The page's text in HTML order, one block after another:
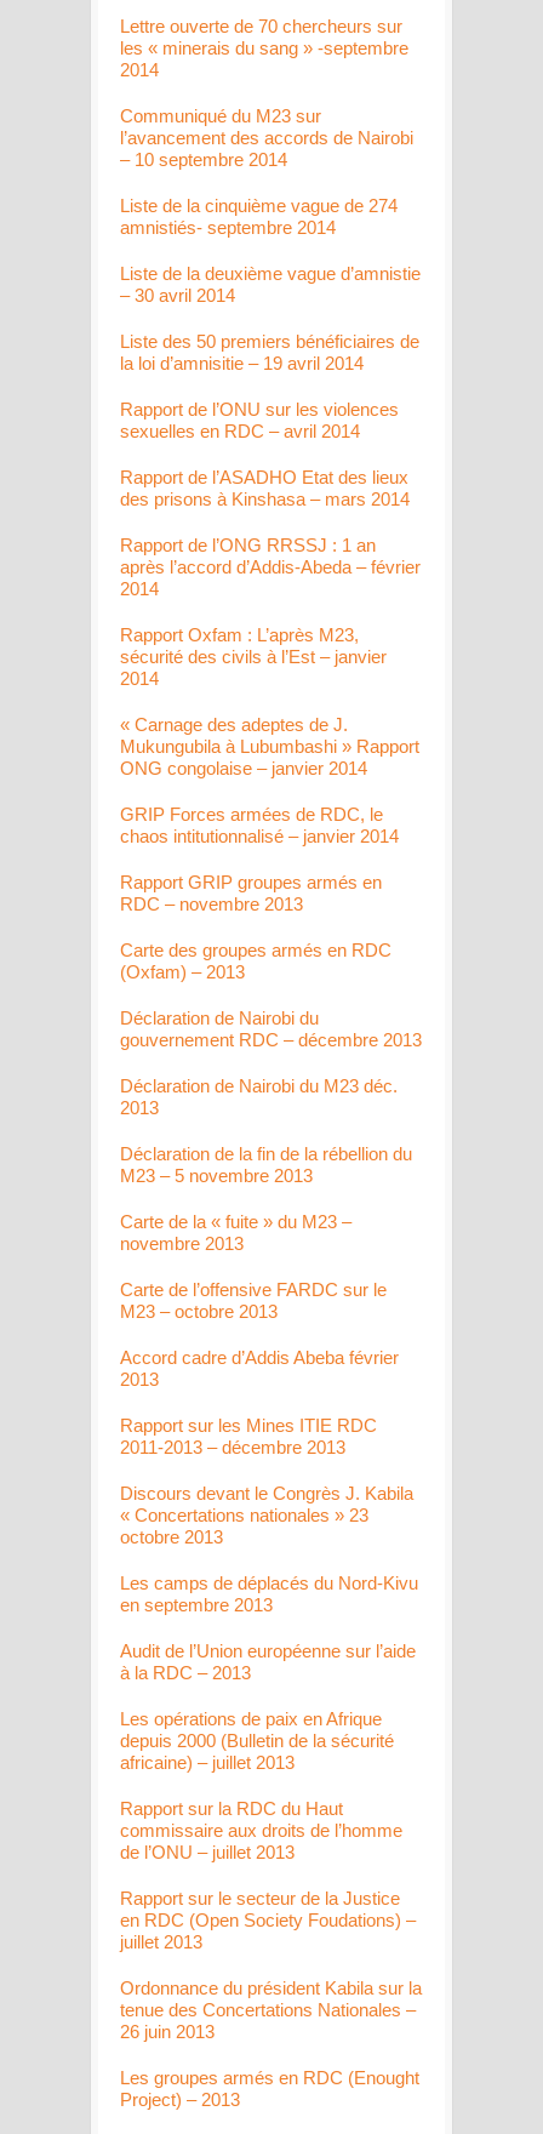
Lettre ouverte de 70 chercheurs sur
les « minerais du sang » -septembre
2014
Communiqué du M23 sur
l’avancement des accords de Nairobi
– 10 septembre 2014
Liste de la cinquième vague de 274
amnistiés- septembre 2014
Liste de la deuxième vague d’amnistie
– 30 avril 2014
Liste des 50 premiers bénéficiaires de
la loi d’amnisitie – 19 avril 2014
Rapport de l’ONU sur les violences
sexuelles en RDC – avril 2014
Rapport de l’ASADHO Etat des lieux
des prisons à Kinshasa – mars 2014
Rapport de l’ONG RRSSJ : 1 an
après l’accord d’Addis-Abeda – février
2014
Rapport Oxfam : L’après M23,
sécurité des civils à l’Est – janvier
2014
« Carnage des adeptes de J.
Mukungubila à Lubumbashi » Rapport
ONG congolaise – janvier 2014
GRIP Forces armées de RDC, le
chaos intitutionnalisé – janvier 2014
Rapport GRIP groupes armés en
RDC – novembre 2013
Carte des groupes armés en RDC
(Oxfam) – 2013
Déclaration de Nairobi du
gouvernement RDC – décembre 2013
Déclaration de Nairobi du M23 déc.
2013
Déclaration de la fin de la rébellion du
M23 – 5 novembre 2013
Carte de la « fuite » du M23 –
novembre 2013
Carte de l’offensive FARDC sur le
M23 – octobre 2013
Accord cadre d’Addis Abeba février
2013
Rapport sur les Mines ITIE RDC
2011-2013 – décembre 2013
Discours devant le Congrès J. Kabila
« Concertations nationales » 23
octobre 2013
Les camps de déplacés du Nord-Kivu
en septembre 2013
Audit de l’Union européenne sur l’aide
à la RDC – 2013
Les opérations de paix en Afrique
depuis 2000 (Bulletin de la sécurité
africaine) – juillet 2013
Rapport sur la RDC du Haut
commissaire aux droits de l’homme
de l’ONU – juillet 2013
Rapport sur le secteur de la Justice
en RDC (Open Society Foudations) –
juillet 2013
Ordonnance du président Kabila sur la
tenue des Concertations Nationales –
26 juin 2013
Les groupes armés en RDC (Enought
Project) – 2013